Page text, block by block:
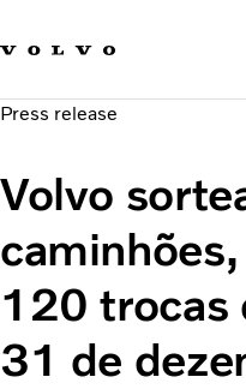
Carreira
Press release
Volvo
120 trocas
31 de